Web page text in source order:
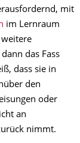
mit
im Lernraum
weitere
das Fass
dass sie in
den
oder
an
nimmt.